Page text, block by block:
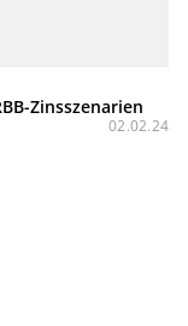
Zinsszenarien
02.02.24